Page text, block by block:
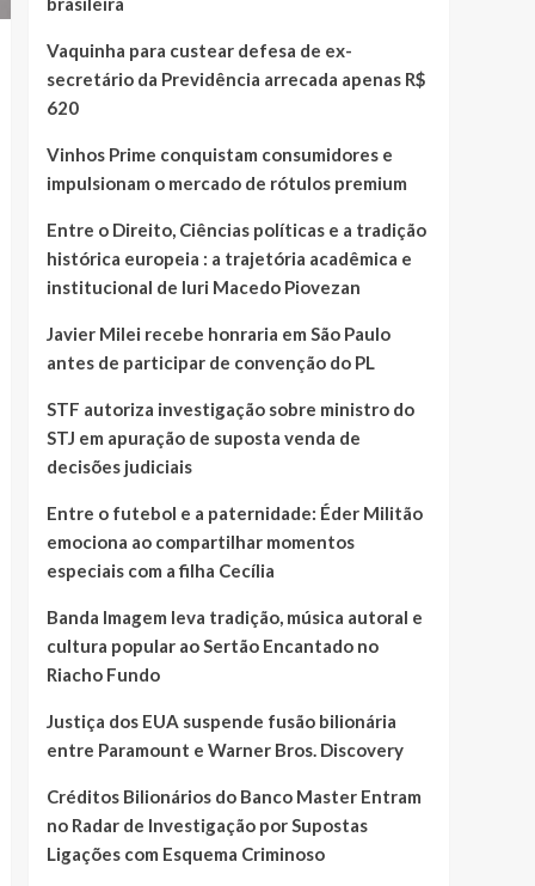
Vaquinha para custear defesa de ex-
secretário da Previdência arrecada apenas R$
620
Vinhos Prime conquistam consumidores e
impulsionam o mercado de rótulos premium
Entre o Direito, Ciências políticas e a tradição
histórica europeia : a trajetória acadêmica e
institucional de Iuri Macedo Piovezan
Javier Milei recebe honraria em São Paulo
antes de participar de convenção do PL
STF autoriza investigação sobre ministro do
STJ em apuração de suposta venda de
decisões judiciais
Entre o futebol e a paternidade: Éder Militão
emociona ao compartilhar momentos
especiais com a filha Cecília
Banda Imagem leva tradição, música autoral e
cultura popular ao Sertão Encantado no
Riacho Fundo
Justiça dos EUA suspende fusão bilionária
entre Paramount e Warner Bros. Discovery
Créditos Bilionários do Banco Master Entram
no Radar de Investigação por Supostas
Ligações com Esquema Criminoso